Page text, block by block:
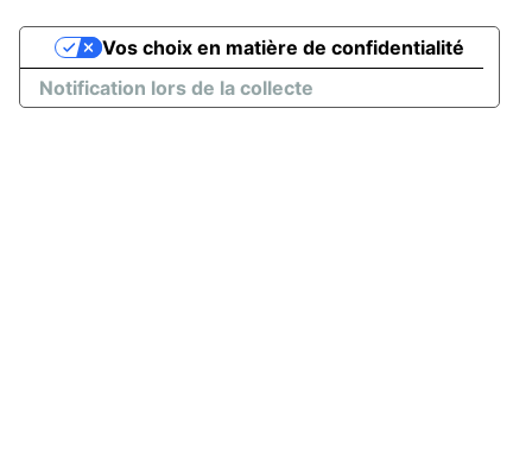
Notification lors de la collecte
Vos choix en matière de confidentialité